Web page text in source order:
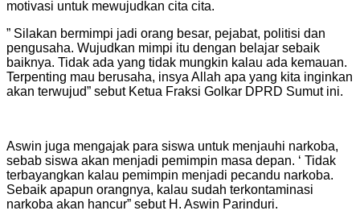
motivasi untuk mewujudkan cita cita.
” Silakan bermimpi jadi orang besar, pejabat, politisi dan
pengusaha. Wujudkan mimpi itu dengan belajar sebaik
baiknya. Tidak ada yang tidak mungkin kalau ada kemauan.
Terpenting mau berusaha, insya Allah apa yang kita inginkan
akan terwujud” sebut Ketua Fraksi Golkar DPRD Sumut ini.
Aswin juga mengajak para siswa untuk menjauhi narkoba,
sebab siswa akan menjadi pemimpin masa depan. ‘ Tidak
terbayangkan kalau pemimpin menjadi pecandu narkoba.
Sebaik apapun orangnya, kalau sudah terkontaminasi
narkoba akan hancur” sebut H. Aswin Parinduri.